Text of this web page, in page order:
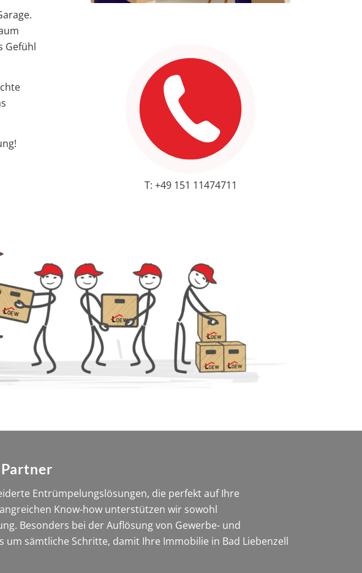
Gefühl
T: +49 151 11474711
Entrümpelungslösungen, die perfekt auf Ihre
Know-how unterstützen wir sowohl
Besonders bei der Auflösung von Gewerbe- und
sämtliche Schritte, damit Ihre Immobilie in Bad Liebenzell